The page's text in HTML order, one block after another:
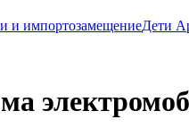
и импортозамещениеДети